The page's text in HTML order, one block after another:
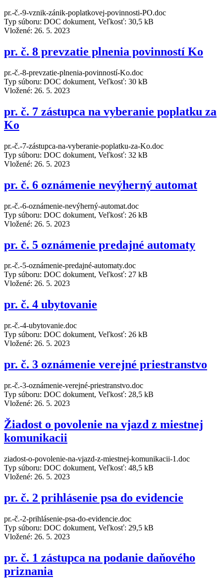
pr.-č.-9-vznik-zánik-poplatkovej-povinnosti-PO.doc
Typ súboru: DOC dokument, Veľkosť: 30,5 kB
Vložené: 26. 5. 2023
pr. č. 8 prevzatie plnenia povinností Ko
pr.-č.-8-prevzatie-plnenia-povinností-Ko.doc
Typ súboru: DOC dokument, Veľkosť: 30 kB
Vložené: 26. 5. 2023
pr. č. 7 zástupca na vyberanie poplatku za
Ko
pr.-č.-7-zástupca-na-vyberanie-poplatku-za-Ko.doc
Typ súboru: DOC dokument, Veľkosť: 32 kB
Vložené: 26. 5. 2023
pr. č. 6 oznámenie nevýherný automat
pr.-č.-6-oznámenie-nevýherný-automat.doc
Typ súboru: DOC dokument, Veľkosť: 26 kB
Vložené: 26. 5. 2023
pr. č. 5 oznámenie predajné automaty
pr.-č.-5-oznámenie-predajné-automaty.doc
Typ súboru: DOC dokument, Veľkosť: 27 kB
Vložené: 26. 5. 2023
pr. č. 4 ubytovanie
pr.-č.-4-ubytovanie.doc
Typ súboru: DOC dokument, Veľkosť: 26 kB
Vložené: 26. 5. 2023
pr. č. 3 oznámenie verejné priestranstvo
pr.-č.-3-oznámenie-verejné-priestranstvo.doc
Typ súboru: DOC dokument, Veľkosť: 28,5 kB
Vložené: 26. 5. 2023
Žiadost o povolenie na vjazd z miestnej
komunikacii
ziadost-o-povolenie-na-vjazd-z-miestnej-komunikacii-1.doc
Typ súboru: DOC dokument, Veľkosť: 48,5 kB
Vložené: 26. 5. 2023
pr. č. 2 prihlásenie psa do evidencie
pr.-č.-2-prihlásenie-psa-do-evidencie.doc
Typ súboru: DOC dokument, Veľkosť: 29,5 kB
Vložené: 26. 5. 2023
pr. č. 1 zástupca na podanie daňového
priznania